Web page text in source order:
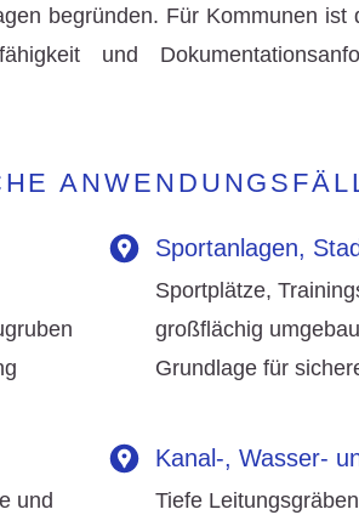
begründen. Für Kommunen ist
und
Sportanlagen,
Sportplätze,
großflächig
Grundlage für
und
Kanal-, Wasser-
Tiefe